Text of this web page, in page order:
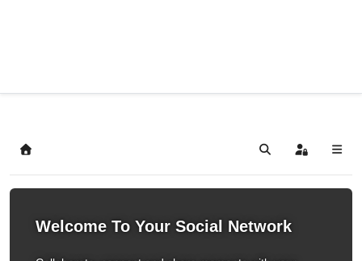
Home SearchSign In
Welcome To Your Social Network